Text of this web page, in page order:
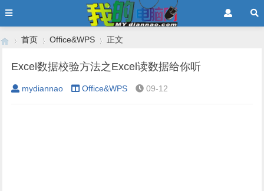
›
首页
›
Office&WPS
›
正文
Excel数据校验方法之Excel读数据给你听
mydiannao Office&WPS 09-12